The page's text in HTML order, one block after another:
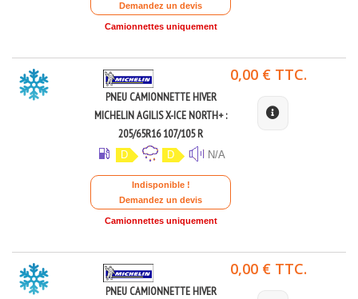
Demandez un devis
Camionnettes uniquement
PNEU CAMIONNETTE HIVER
MICHELIN AGILIS X-ICE NORTH+ :
205/65R16 107/105 R
D D N/A
Indisponible !
Demandez un devis
Camionnettes uniquement
0,00 € TTC.
PNEU CAMIONNETTE HIVER
0,00 € TTC.